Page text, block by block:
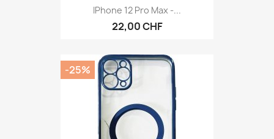
IPhone 12 Pro Max -...
22,00 CHF
-25%